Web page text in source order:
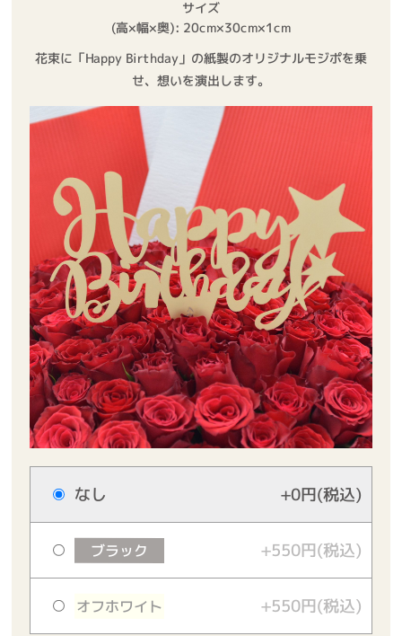
サイズ
(高×幅×奥): 20cm×30cm×1cm
花束に「Happy Birthday」の紙製のオリジナルモジポを乗
せ、想いを演出します。
なし +0円(税込)
ブラック +550円(税込)
オフホワイト +550円(税込)